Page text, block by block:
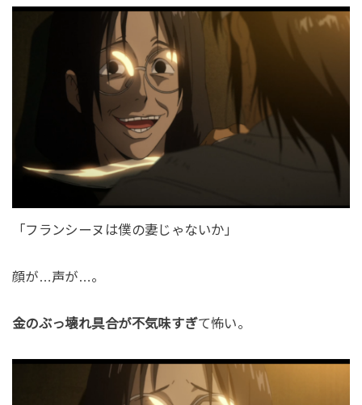
「フランシーヌは僕の妻じゃないか」
顔が…声が…。
金のぶっ壊れ具合が不気味すぎて怖い。